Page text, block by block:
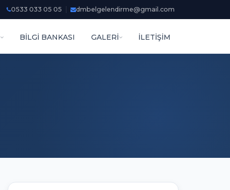
0533 033 05 05 dmbelgelendirme@gmail.com
BİLGİ BANKASI GALERİ İLETİŞİM